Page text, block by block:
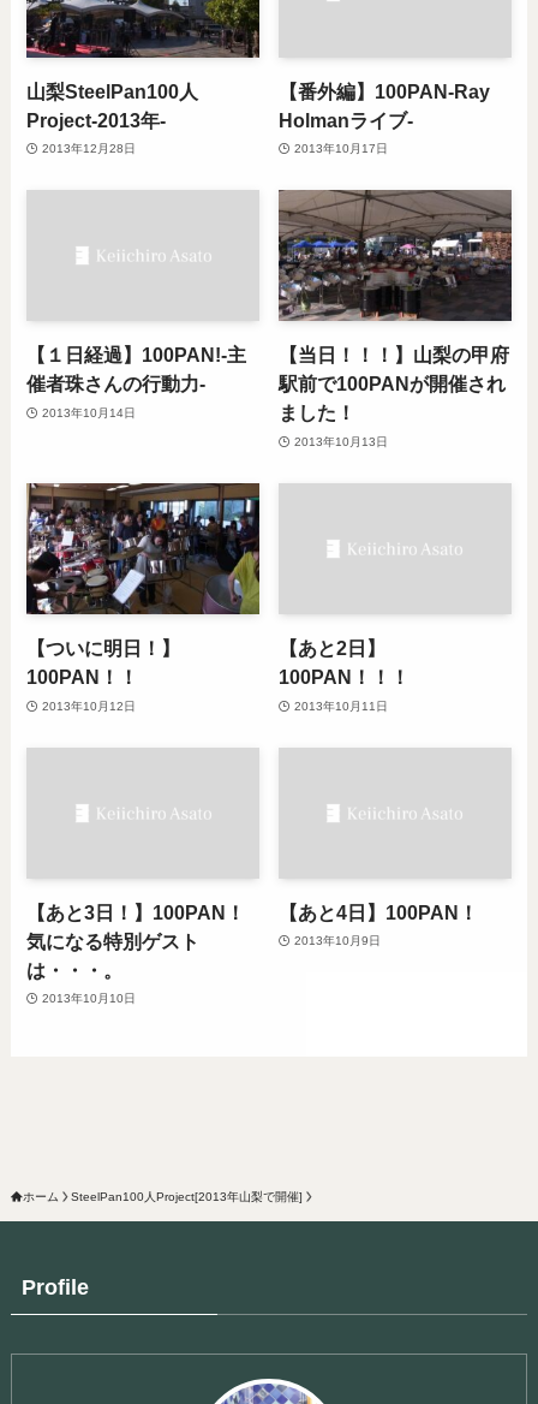
山梨SteelPan100人
Project-2013年-
2013年12月28日
【番外編】100PAN-Ray
Holmanライブ-
2013年10月17日
【１日経過】100PAN!-主
催者珠さんの行動力-
2013年10月14日
【当日！！！】山梨の甲府
駅前で100PANが開催され
ました！
2013年10月13日
【ついに明日！】
100PAN！！
2013年10月12日
【あと2日】
100PAN！！！
2013年10月11日
【あと3日！】100PAN！
気になる特別ゲスト
は・・・。
2013年10月10日
【あと4日】100PAN！
2013年10月9日
ホーム SteelPan100人Project[2013年山梨で開催]
Profile